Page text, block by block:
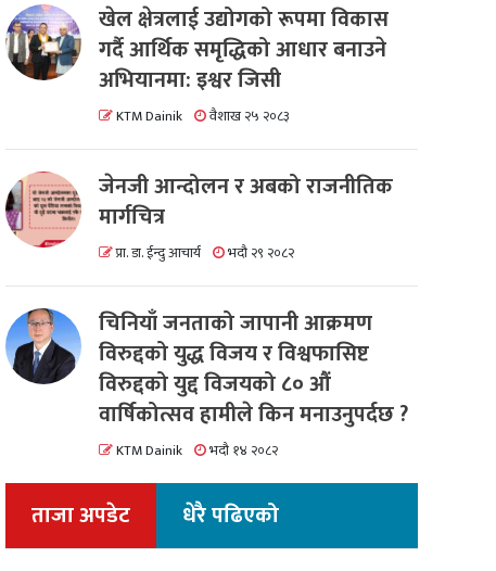
खेल क्षेत्रलाई उद्योगको रूपमा विकास
गर्दै आर्थिक समृद्धिको आधार बनाउने
अभियानमा: इश्वर जिसी
KTM Dainik वैशाख २५ २०८३
जेनजी आन्दोलन र अबको राजनीतिक
मार्गचित्र
प्रा. डा. ईन्दु आचार्य भदौ २९ २०८२
चिनियाँ जनताको जापानी आक्रमण
विरुद्दको युद्ध विजय र विश्वफासिष्ट
विरुद्दको युद्द विजयको ८० औं
वार्षिकोत्सव हामीले किन मनाउनुपर्दछ ?
KTM Dainik भदौ १४ २०८२
ताजा अपडेट धेरै पढिएको